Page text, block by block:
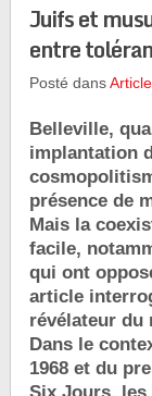
Juifs et
entre
Posté dans
Belleville,
implantation
présence de
Mais la
facile,
qui ont
article
révélateur du
Dans le
1968 et du